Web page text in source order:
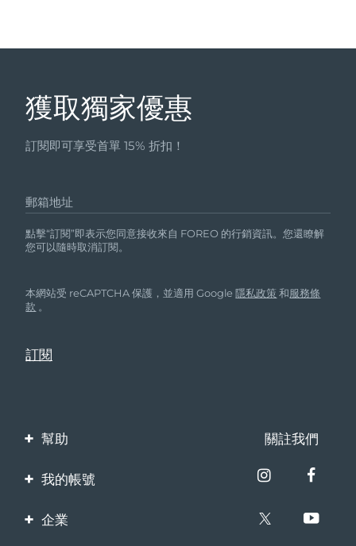
獲取獨家優惠
訂閱即可享受首單 15% 折扣！
郵箱地址
點擊“訂閱”即表示您同意接收來自 FOREO 的行銷資訊。您還瞭解
您可以隨時取消訂閱。
本網站受 reCAPTCHA 保護，並適用 Google隱私政策 和服務條
款 。
幫助
聯繫我們
保修與退換貨
關註我們
我的帳號
產品註冊
企業